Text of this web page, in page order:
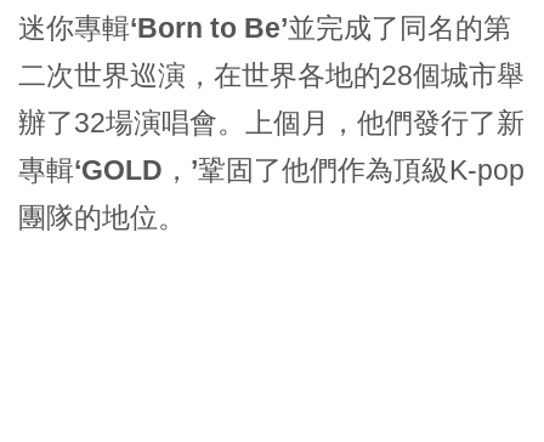
迷你專輯‘Born to Be’並完成了同名的第
二次世界巡演，在世界各地的28個城市舉
辦了32場演唱會。上個月，他們發行了新
專輯‘GOLD，’鞏固了他們作為頂級K-pop
團隊的地位。